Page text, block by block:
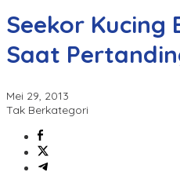
Seekor Kucing
Saat
Mei 29, 2013
Tak Berkategori